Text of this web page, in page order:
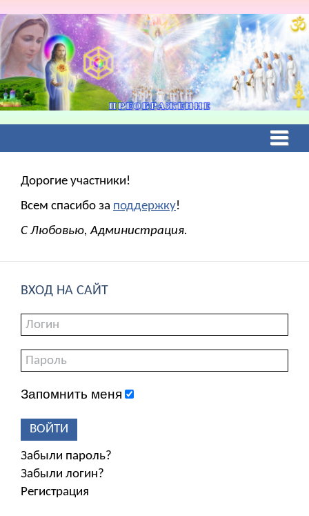
Дорогие участники!
Всем спасибо за поддержку!
С Любовью, Администрация.
ВХОД НА САЙТ
Запомнить меня
ВОЙТИ
Забыли пароль?
Забыли логин?
Регистрация